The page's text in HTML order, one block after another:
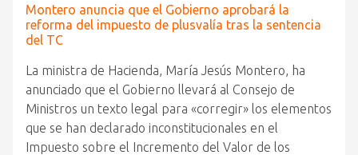
Montero anuncia que el Gobierno aprobará la
reforma del impuesto de plusvalía tras la sentencia
del TC
La ministra de Hacienda, María Jesús Montero, ha
anunciado que el Gobierno llevará al Consejo de
Ministros un texto legal para «corregir» los elementos
que se han declarado inconstitucionales en el
Impuesto sobre el Incremento del Valor de los